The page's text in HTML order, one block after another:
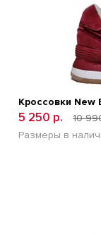
Кроссовки
5 250 р.
10
Размеры в